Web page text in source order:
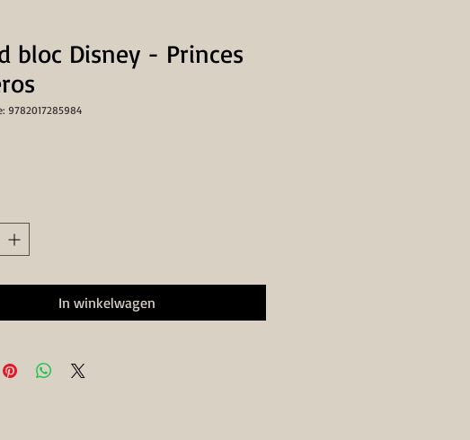
bloc Disney - Princes
9782017285984
In winkelwagen